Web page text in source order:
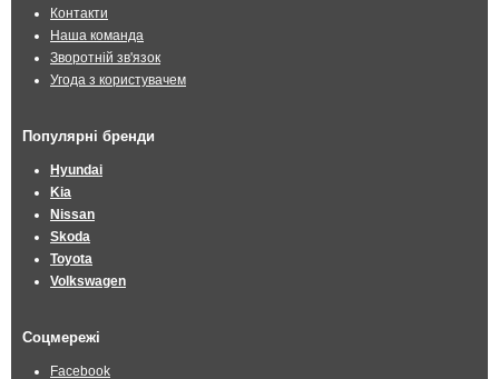
Контакти
Наша команда
Зворотній зв'язок
Угода з користувачем
Популярні бренди
Hyundai
Kia
Nissan
Skoda
Toyota
Volkswagen
Соцмережі
Facebook